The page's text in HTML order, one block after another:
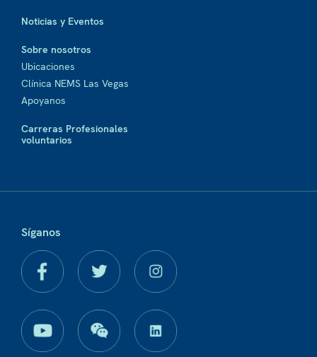
Noticias y Eventos
Sobre nosotros
Ubicaciones
Clínica NEMS Las Vegas
Apoyanos
Carreras Profesionales
voluntarios
Síganos